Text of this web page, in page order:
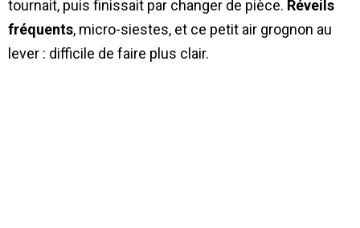
tournait, puis finissait par changer de pièce. Réveils
fréquents, micro-siestes, et ce petit air grognon au
lever : difficile de faire plus clair.